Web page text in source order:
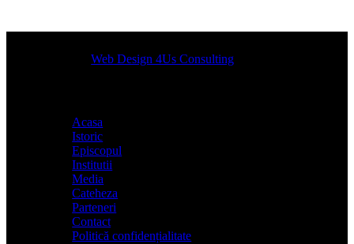
Designed byWeb Design 4Us Consulting
Acasa
Istoric
Episcopul
Institutii
Media
Cateheza
Parteneri
Contact
Politică confidențialitate